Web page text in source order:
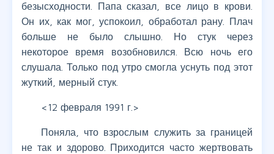
безысходности. Папа сказал, все лицо в крови.
Он их, как мог, успокоил, обработал рану. Плач
больше не было слышно. Но стук через
некоторое время возобновился. Всю ночь его
слушала. Только под утро смогла уснуть под этот
жуткий, мерный стук.
<12 февраля 1991 г.>
Поняла, что взрослым служить за границей
не так и здорово. Приходится часто жертвовать